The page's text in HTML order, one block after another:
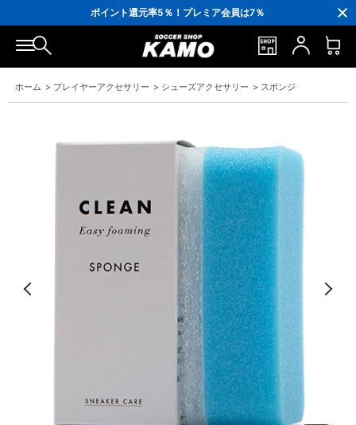
ポイント還元率5％！プレミア会員は7％
会員の方にはお誕生月に「10％OFFクーポン」プレゼント！
16,000円(税込)以上でシューズケースプレゼント！
3,300円(税込)以上で送料無料！
ホーム > プレイヤーアクセサリー > シューズアクセサリー > スポンジ